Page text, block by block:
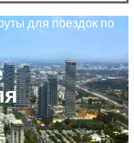
для поездок по